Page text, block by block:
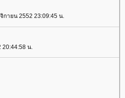
กายน 2552 23:09:45 น.
น.